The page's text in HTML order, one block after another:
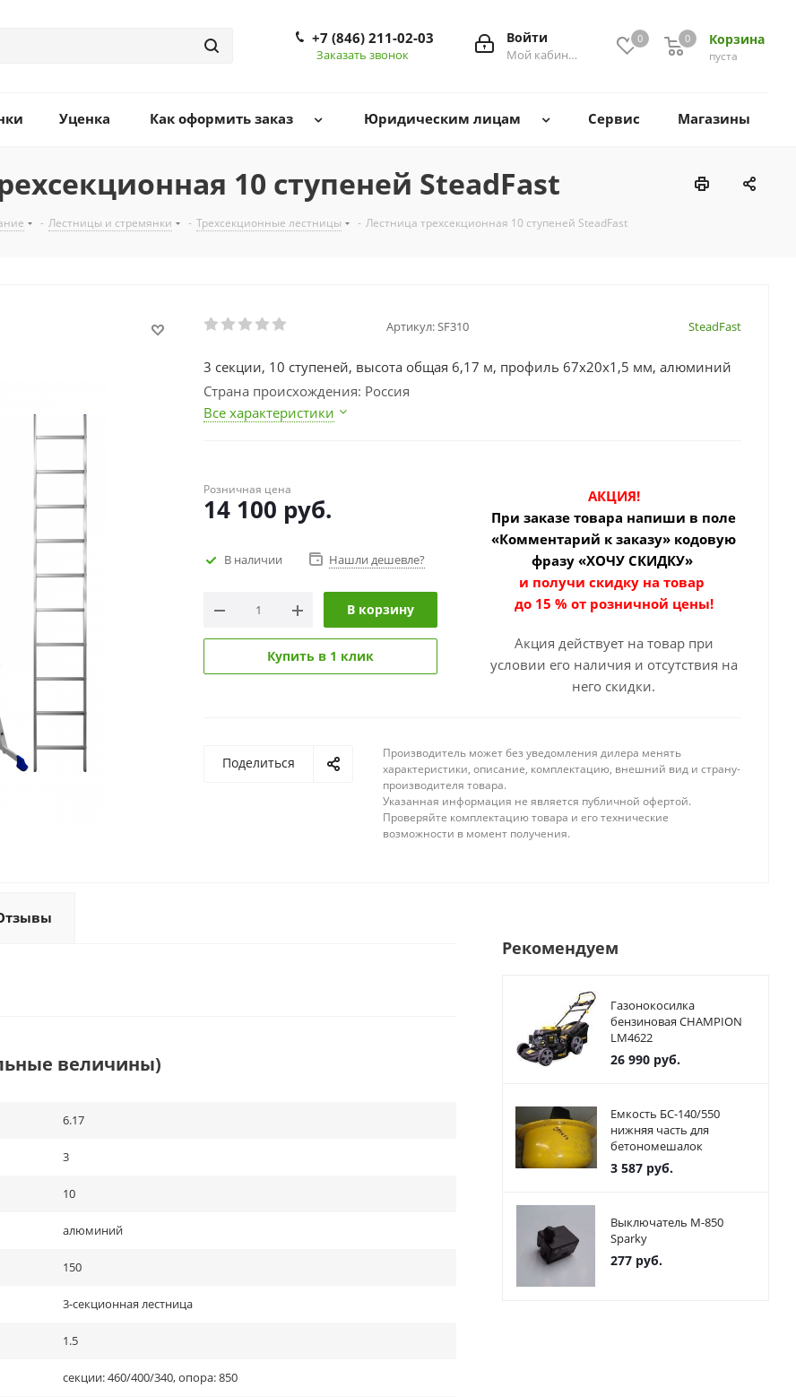
0 Корзина
0
пуста
0
Войти
Мой кабинет
+7 (846) 211-02-03
Заказать звонок
Уценка Как оформить заказ Юридическим лицам Сервис Магазины
10 ступеней SteadFast
- Лестницы и стремянки - Трехсекционные лестницы - Лестница трехсекционная 10 ступеней SteadFast
Артикул: SF310 SteadFast
3 секции, 10 ступеней, высота общая 6,17 м, профиль 67х20х1,5 мм, алюминий
Страна происхождения: Россия
Все характеристики
Розничная цена
14 100 руб.
В наличии Нашли дешевле?
В корзину
Купить в 1 клик
АКЦИЯ!
При заказе товара напиши в поле
«Комментарий к заказу» кодовую
фразу «ХОЧУ СКИДКУ»
и получи скидку на товар
до 15 % от розничной цены!
Акция действует на товар при
условии его наличия и отсутствия на
него скидки.
Поделиться
Производитель может без уведомления дилера менять
характеристики, описание, комплектацию, внешний вид и страну-
производителя товара.
Указанная информация не является публичной офертой.
Проверяйте комплектацию товара и его технические
возможности в момент получения.
величины)
6.17
3
10
алюминий
150
3-секционная лестница
1.5
секции: 460/400/340, опора: 850
Рекомендуем
Газонокосилка
бензиновая CHAMPION
LM4622
26 990руб.
Емкость БС-140/550
нижняя часть для
бетономешалок
3 587руб.
Выключатель М-850
Sparky
277руб.